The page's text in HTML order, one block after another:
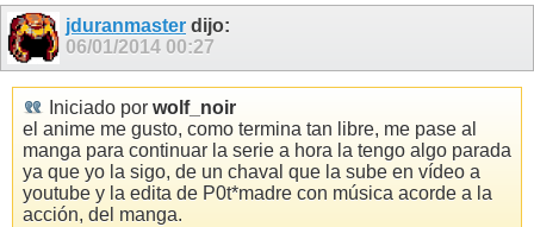
jduranmaster dijo:
06/01/2014 00:27
Iniciado por wolf_noir
el anime me gusto, como termina tan libre, me pase al
manga para continuar la serie a hora la tengo algo parada
ya que yo la sigo, de un chaval que la sube en vídeo a
youtube y la edita de P0t*madre con música acorde a la
acción, del manga.